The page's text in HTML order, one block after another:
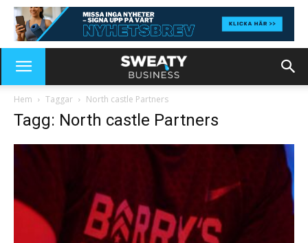
Hem Taggar North castle Partners
Tagg: North castle Partners